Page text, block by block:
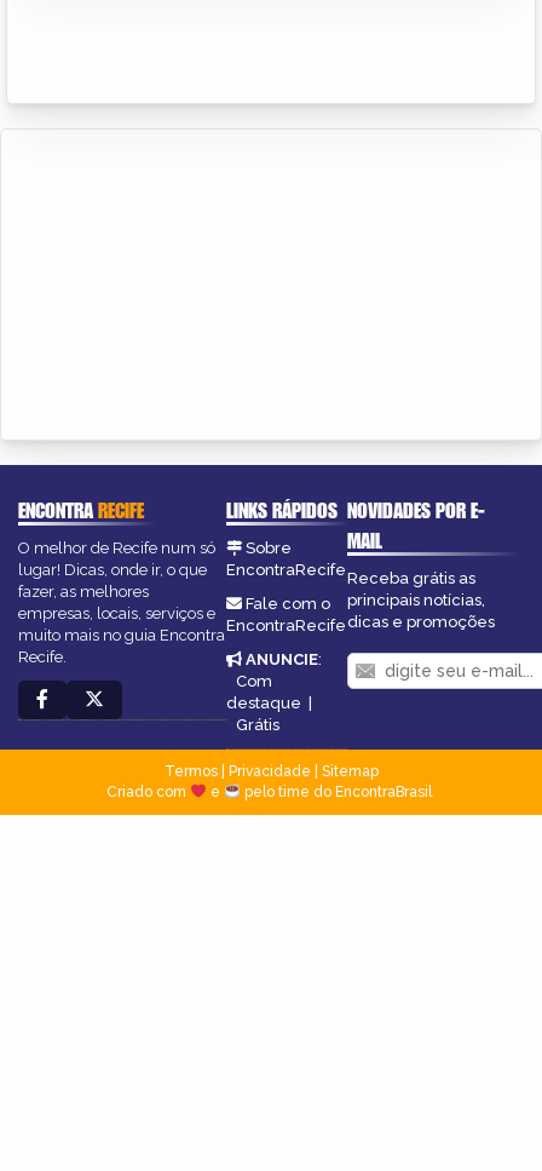
ENCONTRARECIFE
O melhor de Recife num só
lugar! Dicas, onde ir, o que
fazer, as melhores
empresas, locais, serviços e
muito mais no guia Encontra
Recife.
LINKS RÁPIDOS
Sobre
EncontraRecife
Fale com o
EncontraRecife
ANUNCIE:
Com
destaque |
Grátis
NOVIDADES POR E-
MAIL
Receba grátis as
principais notícias,
dicas e promoções
Termos| Privacidade
Sitemap
Criado com
e pelo time do EncontraBrasil